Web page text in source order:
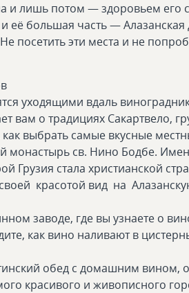
и лишь потом — здоровьем
её большая часть —
посетить эти места и не
уходящими вдаль
вам о традициях Сакартвело,
выбрать самые вкусные
монастырь св. Нино Бодбе.
Грузия стала христианской
красотой вид на
заводе, где вы узнаете о
как вино наливают в
обед с домашним вином,
красивого и живописного